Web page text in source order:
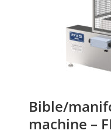
Bible/
machine –